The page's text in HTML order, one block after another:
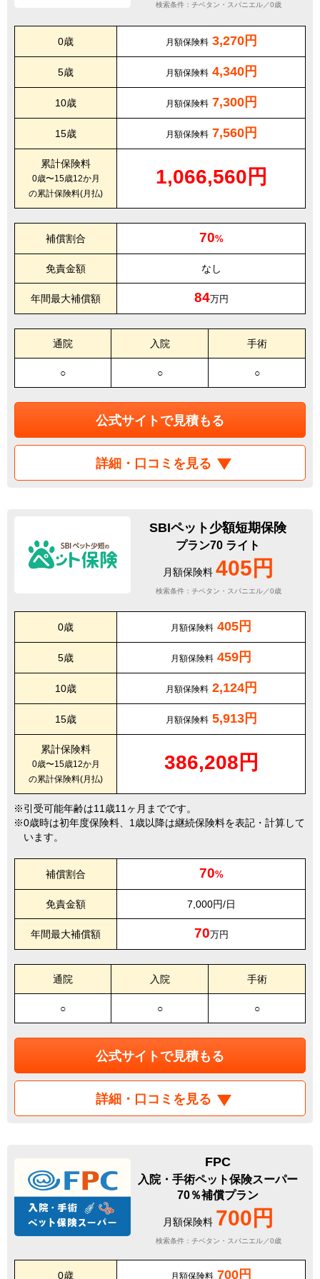
検索条件：チベタン・スパニエル／0歳
0歳 月額保険料 3,270円
5歳 月額保険料 4,340円
10歳 月額保険料 7,300円
15歳 月額保険料 7,560円
累計保険料
0歳〜15歳12か月
の累計保険料(月払)
1,066,560円
補償割合 70%
免責金額 なし
年間最大補償額 84万円
通院 入院 手術
○ ○ ○
公式サイトで見積もる
詳細・口コミを見る
SBIペット少額短期保険
プラン70 ライト
月額保険料 405円
検索条件：チベタン・スパニエル／0歳
0歳 月額保険料 405円
5歳 月額保険料 459円
10歳 月額保険料 2,124円
15歳 月額保険料 5,913円
累計保険料
0歳〜15歳12か月
の累計保険料(月払)
386,208円
引受可能年齢は11歳11ヶ月までです。
0歳時は初年度保険料、1歳以降は継続保険料を表記・計算して
います。
補償割合 70%
免責金額 7,000円/日
年間最大補償額 70万円
通院 入院 手術
○ ○ ○
公式サイトで見積もる
詳細・口コミを見る
FPC
入院・手術ペット保険スーパー
70％補償プラン
月額保険料 700円
検索条件：チベタン・スパニエル／0歳
0歳 月額保険料 700円